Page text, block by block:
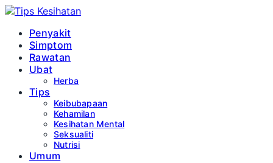
Penyakit
Simptom
Rawatan
Ubat
Herba
Tips
Keibubapaan
Kehamilan
Kesihatan Mental
Seksualiti
Nutrisi
Umum